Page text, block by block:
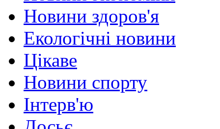
Новини здоров'я
Екологічні новини
Цікаве
Новини спорту
Інтерв'ю